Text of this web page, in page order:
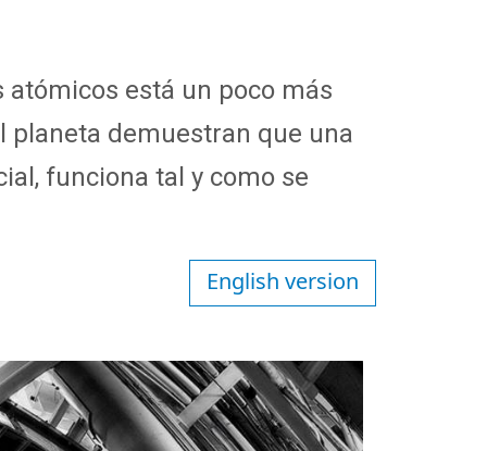
está un poco más
planeta demuestran que una
funciona tal y como se
English version